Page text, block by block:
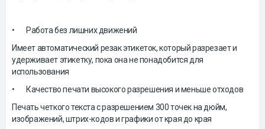
•
Работа без лишних движений
Имеет автоматический резак этикеток, который разрезает и
удерживает этикетку, пока она не понадобится для
использования
•
Качество печати высокого разрешения и меньше отходов
Печать четкого текста с разрешением 300 точек на дюйм,
изображений, штрих-кодов и графики от края до края